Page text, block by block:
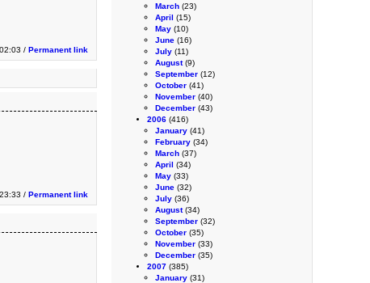
March (23)
April (15)
May (10)
June (16)
July (11)
August(9)
September (12)
October (41)
November (40)
December (43)
2006 (416)
January (41)
February (34)
March (37)
April (34)
May (33)
June (32)
July (36)
August(34)
September (32)
October (35)
November (33)
December (35)
2007 (385)
January (31)
/ Permanent link
/ Permanent link